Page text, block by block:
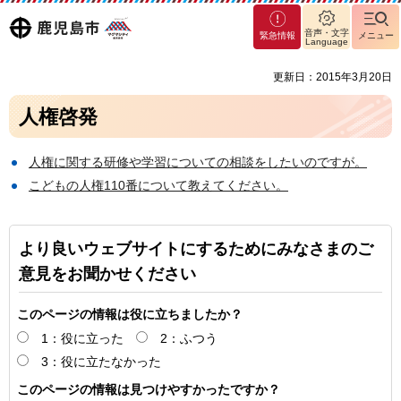
鹿児島
マグ
マシ
緊急情報
音声・文字
Language
メニュー
更新日：2015年3月20日
人権啓発
人権に関する研修や学習についての相談をしたいのですが。
こどもの人権110番について教えてください。
より良いウェブサイトにするためにみなさまのご
意見をお聞かせください
このページの情報は役に立ちましたか？
1：役に立った
2：ふつう
3：役に立たなかった
このページの情報は見つけやすかったですか？